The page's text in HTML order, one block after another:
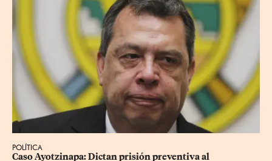
POLÍTICA
Caso Ayotzinapa: Dictan prisión preventiva al